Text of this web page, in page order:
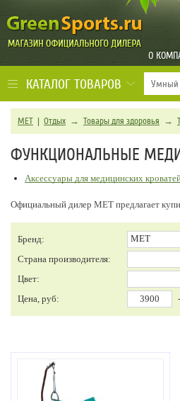
О
КАТАЛОГ ТОВАРОВ
MET | Отдых → Товары для здоровья →
ФУНКЦИОНАЛЬНЫЕ
Аксессуары для медицинских
Официальный дилер MET предлагает
Бренд:
MET
Страна производителя:
Цвет:
Цена, руб:
-